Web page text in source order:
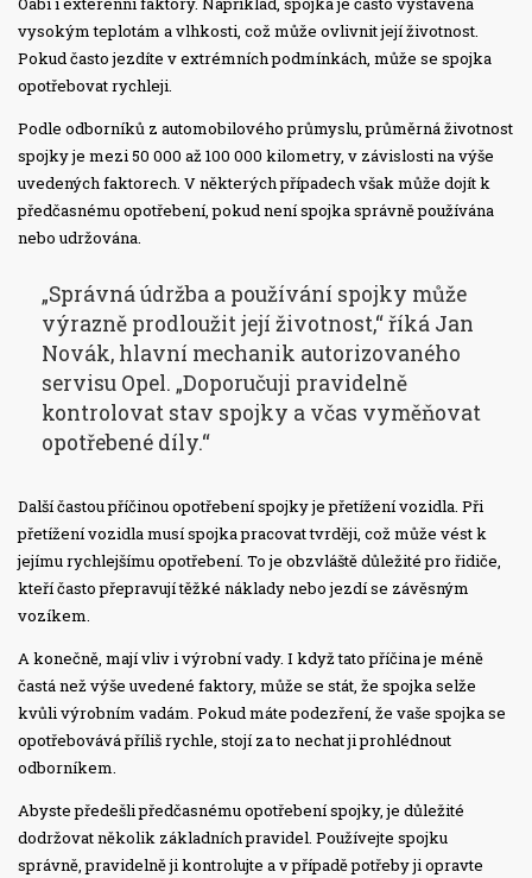
vysokým teplotám a vlhkosti, což může ovlivnit její životnost.
Pokud často jezdíte v extrémních podmínkách, může se spojka
opotřebovat rychleji.
Podle odborníků z automobilového průmyslu, průměrná životnost
spojky je mezi 50 000 až 100 000 kilometry, v závislosti na výše
uvedených faktorech. V některých případech však může dojít k
předčasnému opotřebení, pokud není spojka správně používána
nebo udržována.
„Správná údržba a používání spojky může
výrazně prodloužit její životnost,“ říká Jan
Novák, hlavní mechanik autorizovaného
servisu Opel. „Doporučuji pravidelně
kontrolovat stav spojky a včas vyměňovat
opotřebené díly.“
Další častou příčinou opotřebení spojky je přetížení vozidla. Při
přetížení vozidla musí spojka pracovat tvrději, což může vést k
jejímu rychlejšímu opotřebení. To je obzvláště důležité pro řidiče,
kteří často přepravují těžké náklady nebo jezdí se závěsným
vozíkem.
A konečně, mají vliv i výrobní vady. I když tato příčina je méně
častá než výše uvedené faktory, může se stát, že spojka selže
kvůli výrobním vadám. Pokud máte podezření, že vaše spojka se
opotřebovává příliš rychle, stojí za to nechat ji prohlédnout
odborníkem.
Abyste předešli předčasnému opotřebení spojky, je důležité
dodržovat několik základních pravidel. Používejte spojku
správně, pravidelně ji kontrolujte a v případě potřeby ji opravte